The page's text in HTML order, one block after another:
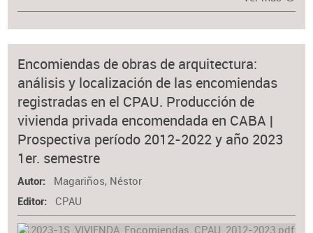
Encomiendas de obras de arquitectura:
análisis y localización de las encomiendas
registradas en el CPAU. Producción de
vivienda privada encomendada en CABA |
Prospectiva período 2012-2022 y año 2023
1er. semestre
Autor Magariños, Néstor
Editor CPAU